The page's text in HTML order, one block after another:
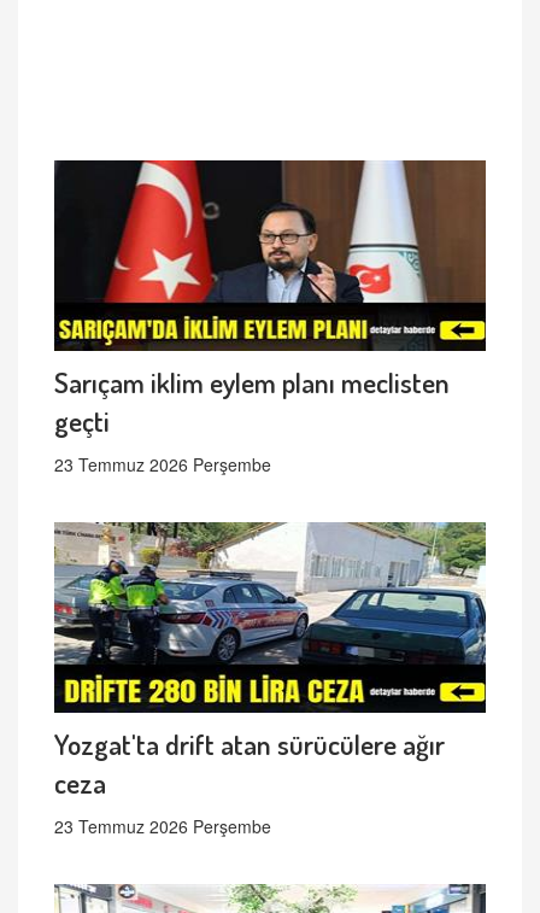
Sarıçam iklim eylem planı meclisten
geçti
23 Temmuz 2026 Perşembe
Yozgat'ta drift atan sürücülere ağır
ceza
23 Temmuz 2026 Perşembe